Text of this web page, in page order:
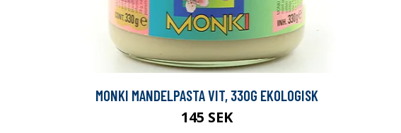
MONKI MANDELPASTA VIT, 330G EKOLOGISK
145 SEK